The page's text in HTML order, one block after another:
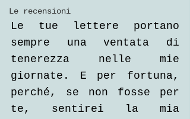
Le recensioni
Le tue lettere portano
sempre una ventata di
tenerezza nelle mie
giornate. E per fortuna,
perché, se non fosse per
te, sentirei la mia